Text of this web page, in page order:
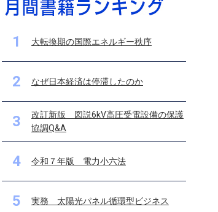
1 大転換期の国際エネルギー秩序
2 なぜ日本経済は停滞したのか
3
改訂新版 図説6kV高圧受電設備の保護
協調Q&A
4 令和７年版 電力小六法
5 実務 太陽光パネル循環型ビジネス